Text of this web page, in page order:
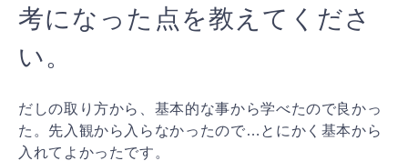
考になった点を教えてくださ
い。
だしの取り方から、基本的な事から学べたので良かっ
た。先入観から入らなかったので…とにかく基本から
入れてよかったです。